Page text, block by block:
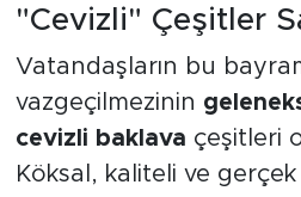
"Cevizli" Çeşitler
Vatandaşların bu
vazgeçilmezinin
cevizli baklava çeşitleri
Köksal, kaliteli ve gerçek